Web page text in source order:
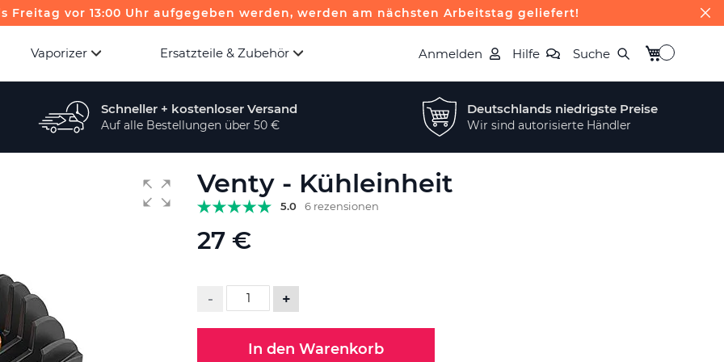
Freitag vor 13:00 Uhr aufgegeben werden, werden am nächsten Arbeitstag geliefert!
Vaporizer Ersatzteile & Zubehör Anmelden Hilfe Suche Mein
Schneller + kostenloser Versand
Auf alle Bestellungen über 50 €
Deutschlands niedrigste Preise
Wir sind autorisierte Händler
Venty - Kühleinheit
5.0 6 rezensionen
27 €
- +
In den Warenkorb